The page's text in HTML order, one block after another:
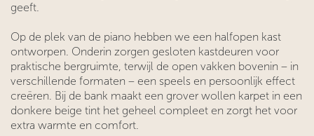
geeft.
Op de plek van de piano hebben we een halfopen kast
ontworpen. Onderin zorgen gesloten kastdeuren voor
praktische bergruimte, terwijl de open vakken bovenin – in
verschillende formaten – een speels en persoonlijk effect
creëren. Bij de bank maakt een grover wollen karpet in een
donkere beige tint het geheel compleet en zorgt het voor
extra warmte en comfort.